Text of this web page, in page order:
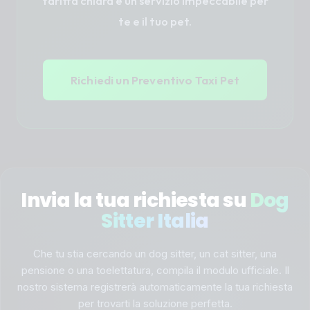
te e il tuo pet.
Richiedi un Preventivo Taxi Pet
Invia la tua richiesta su Dog
Sitter Italia
Che tu stia cercando un dog sitter, un cat sitter, una
pensione o una toelettatura, compila il modulo ufficiale. Il
nostro sistema registrerà automaticamente la tua richiesta
per trovarti la soluzione perfetta.